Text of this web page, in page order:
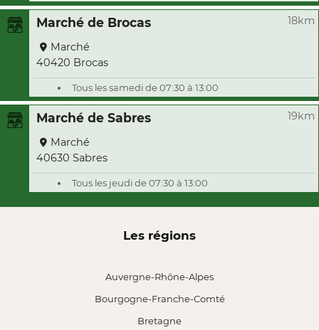
Marché de Brocas 18km
Marché
40420 Brocas
Tous les samedi de 07:30 à 13:00
Marché de Sabres 19km
Marché
40630 Sabres
Tous les jeudi de 07:30 à 13:00
Les régions
Auvergne-Rhône-Alpes
Bourgogne-Franche-Comté
Bretagne